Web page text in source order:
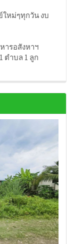
ใหม่ๆทุกวัน งบ
ารอสังหาฯ
ตำบล 1 ลูก